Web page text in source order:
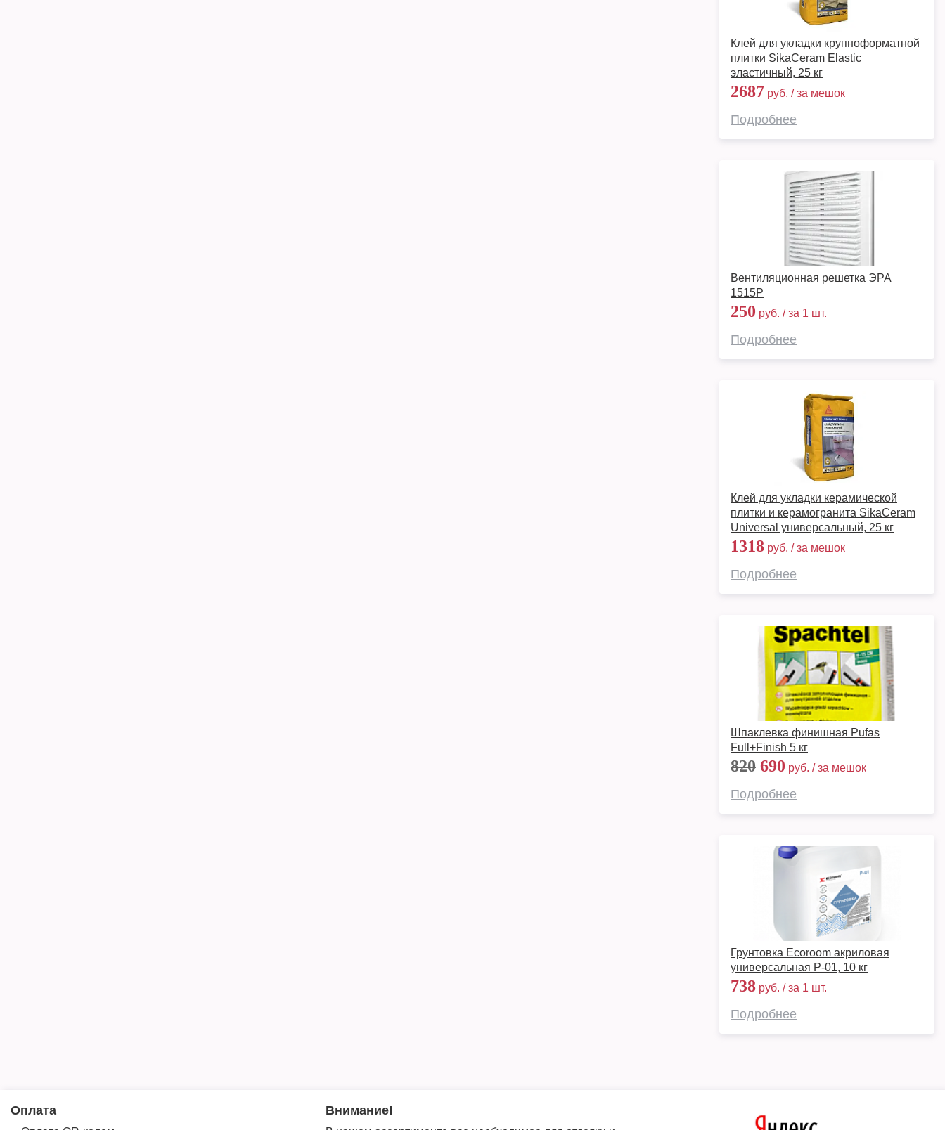
Клей для укладки крупноформатной
плитки SikaCeram Elastic
эластичный, 25 кг
2687 руб. / за мешок
Подробнее
Вентиляционная решетка ЭРА
1515Р
250 руб. / за 1 шт.
Подробнее
Клей для укладки керамической
плитки и керамогранита SikaCeram
Universal универсальный, 25 кг
1318 руб. / за мешок
Подробнее
Шпаклевка финишная Pufas
Full+Finish 5 кг
820 690 руб. / за мешок
Подробнее
Грунтовка Ecoroom акриловая
универсальная P-01, 10 кг
738 руб. / за 1 шт.
Подробнее
Оплата Внимание!